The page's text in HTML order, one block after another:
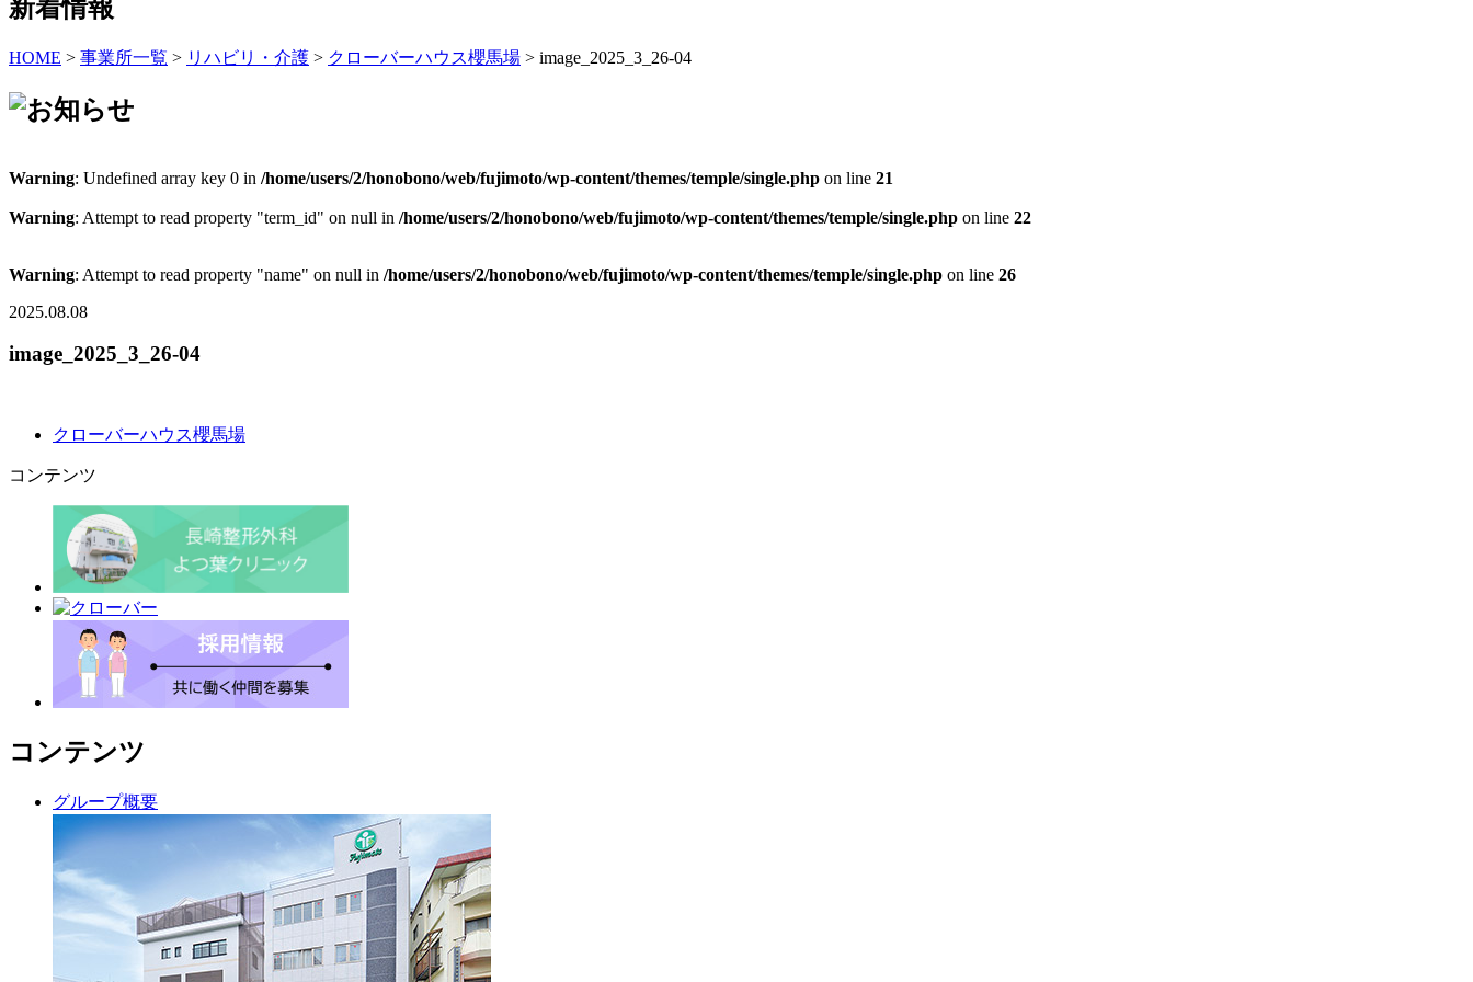
新着情報
HOME > 事業所一覧 > リハビリ・介護 > クローバーハウス櫻馬場 > image_2025_3_26-04
Warning: Undefined array key 0 in /home/users/2/honobono/web/fujimoto/wp-content/themes/temple/single.php on line 21
Warning: Attempt to read property "term_id" on null in /home/users/2/honobono/web/fujimoto/wp-content/themes/temple/single.php on line 22
Warning: Attempt to read property "name" on null in /home/users/2/honobono/web/fujimoto/wp-content/themes/temple/single.php on line 26
2025.08.08
image_2025_3_26-04
クローバーハウス櫻馬場
コンテンツ
コンテンツ
グループ概要